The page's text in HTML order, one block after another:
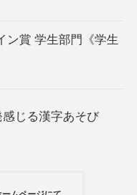
ン賞 学生部門《学生
じる漢字あそび